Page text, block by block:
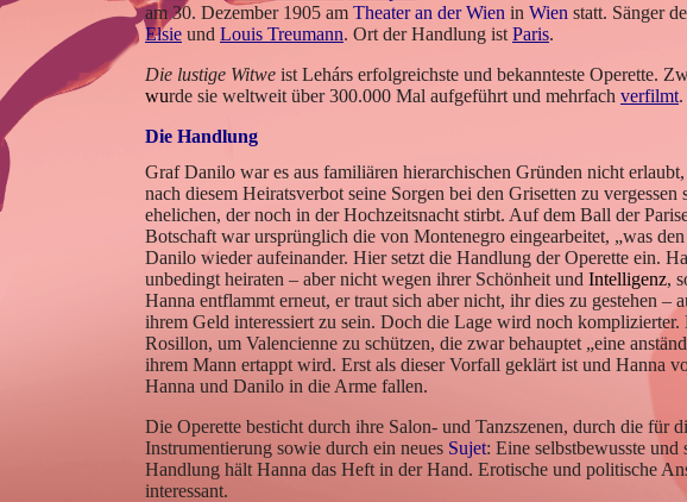
am 30. Dezember 1905 am Theater an der Wien in Wien statt. Sänger
Elsie und Louis Treumann. Ort der Handlung ist Paris.
Die lustige Witwe ist Lehárs erfolgreichste und bekannteste Operette.
wurde sie weltweit über 300.000 Mal aufgeführt und mehrfach verfilmt.
Die Handlung
GrafDanilo war es aus familiären hierarchischen Gründen nicht
nach diesem Heiratsverbot seine Sorgen bei den Grisetten zu vergessen
ehelichen, der noch in der Hochzeitsnacht stirbt. Auf dem Ball der
Botschaft war ursprünglich die von Montenegro eingearbeitet, „was
Danilo wieder aufeinander. Hier setzt die Handlung der Operette ein.
unbedingt heiraten – aber nicht wegen ihrer Schönheit und Intelligenz,
Hanna entflammt erneut, er traut sich aber nicht, ihr dies zu gestehen
ihrem Geld interessiert zu sein. Doch die Lage wird noch
Rosillon, um Valencienne zu schützen, die zwar behauptet „eine
ihrem Mann ertappt wird. Erst als dieser Vorfall geklärt ist und Hanna
Hanna und Danilo in die Arme fallen.
Die Operette besticht durch ihre Salon- und Tanzszenen, durch die für
Instrumentierung sowie durch ein neues Sujet: Eine selbstbewusste
Handlung hält Hanna das Heft in der Hand. Erotische und politische
interessant.